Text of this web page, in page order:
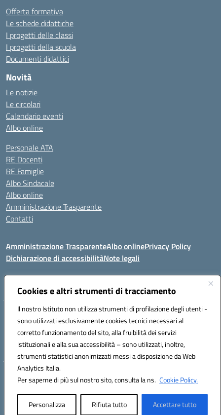
Cookies e altri strumenti di tracciamento
Il nostro Istituto non utilizza strumenti di profilazione degli utenti -
sono utilizzati esclusivamente cookies tecnici necessari al
corretto funzionamento del sito, alla fruibilità dei servizi
istituzionali e alla sua accessibilità – sono utilizzati, inoltre,
strumenti statistici anonimizzati messi a disposizione da Web
Analytics Italia.
Per saperne di più sul nostro sito, consulta la ns. Cookie Policy.
Personalizza Rifiuta tutto Accettare tutto
Offerta formativa
Le schede didattiche
I progetti delle classi
I progetti della scuola
Documenti didattici
Novità
Le notizie
Le circolari
Calendario eventi
Albo online
Personale ATA
RE Docenti
RE Famiglie
Albo Sindacale
Albo online
Amministrazione Trasparente
Contatti
Amministrazione TrasparenteAlbo onlinePrivacy Policy
Dichiarazione di accessibilitàNote legali
Codice fiscale: 81000450908 Codice meccanografico: SSIC80600X
Telefono: 079714035 Fax: 079716128
Mail: SSIC80600X@istruzione.it PEC: SSIC80600X@pec.istruzione.it
Hosting & Powered by 3D Solution S.r.l.
Concept & Design by Designers Italia